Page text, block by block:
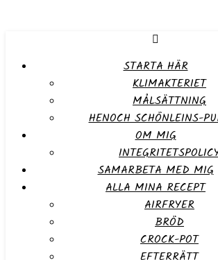
STARTA HÄR
KLIMAKTERIET
MÅLSÄTTNING
HENOCH SCHÖNLEINS-
OM MIG
SAMARBETA MED MIG
ALLA MINA RECEPT
AIRFRYER
BRÖD
CROCK-POT